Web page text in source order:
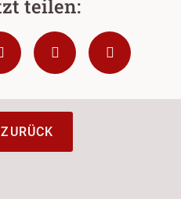
ZURÜCK